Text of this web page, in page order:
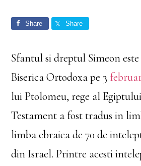
Share Share
Sfantul si dreptul Simeon
Biserica Ortodoxa pe 3
lui Ptolomeu, rege al
Testament a fost tradus in
limba ebraica de 70 de
din Israel. Printre acesti